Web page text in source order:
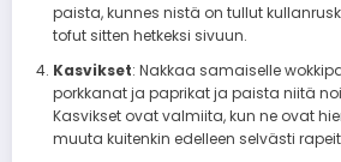
paista, kunnes nistä on tullut
tofut sitten hetkeksi sivuun.
Kasvikset: Nakkaa samaiselle
porkkanat ja paprikat ja paista niitä
Kasvikset ovat valmiita, kun ne ovat
muuta kuitenkin edelleen selvästi